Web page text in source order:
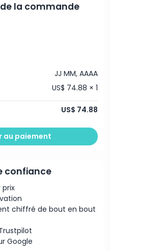
la commande
JJ MM, AAAA
US$ 74.88 × 1
US$ 74.88
au paiement
confiance
prix
chiffré de bout en bout
Google